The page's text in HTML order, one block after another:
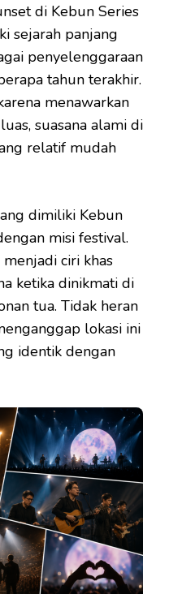
di Kebun Series
sejarah panjang
penyelenggaraan
tahun terakhir.
menawarkan
suasana alami di
relatif mudah
dimiliki Kebun
misi festival.
ciri khas
ketika dinikmati di
tua. Tidak heran
lokasi ini
identik dengan